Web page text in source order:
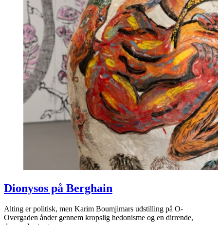
Dionysos på Berghain
Alting er politisk, men Karim Boumjimars udstilling på O-
Overgaden ånder gennem kropslig hedonisme og en dirrende,